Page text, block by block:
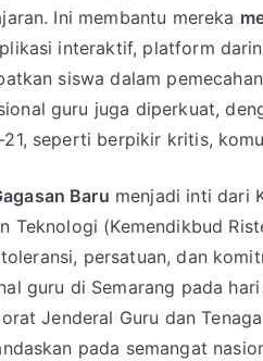
Ini membantu mereka
interaktif, platform
siswa dalam
guru juga diperkuat,
seperti berpikir kritis,
Baru menjadi inti dari
Teknologi (Kemendikbud
persatuan, dan
guru di Semarang pada
Jenderal Guru dan
pada semangat